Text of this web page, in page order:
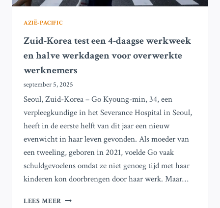
AZIË-PACIFIC
Zuid-Korea test een 4-daagse werkweek
en halve werkdagen voor overwerkte
werknemers
september 5, 2025
Seoul, Zuid-Korea – Go Kyoung-min, 34, een
verpleegkundige in het Severance Hospital in Seoul,
heeft in de eerste helft van dit jaar een nieuw
evenwicht in haar leven gevonden. Als moeder van
een tweeling, geboren in 2021, voelde Go vaak
schuldgevoelens omdat ze niet genoeg tijd met haar
kinderen kon doorbrengen door haar werk. Maar…
LEES MEER ZUID-